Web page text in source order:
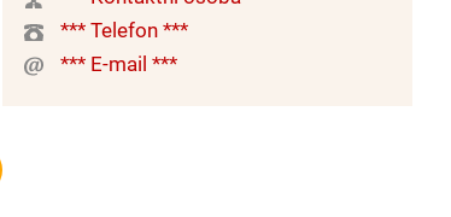
*** Telefon ***
*** E-mail ***